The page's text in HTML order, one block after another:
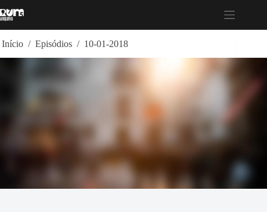
para
Início / Episódios / 10-01-2018